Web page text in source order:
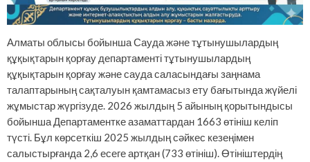
Алматы облысы бойынша Сауда және тұтынушылардың
құқықтарын қорғау департаменті тұтынушылардың
құқықтарын қорғау және сауда саласындағы заңнама
талаптарының сақталуын қамтамасыз ету бағытында жүйелі
жұмыстар жүргізуде. 2026 жылдың 5 айының қорытындысы
бойынша Департаментке азаматтардан 1663 өтініш келіп
түсті. Бұл көрсеткіш 2025 жылдың сәйкес кезеңімен
салыстырғанда 2,6 есеге артқан (733 өтініш). Өтініштердің